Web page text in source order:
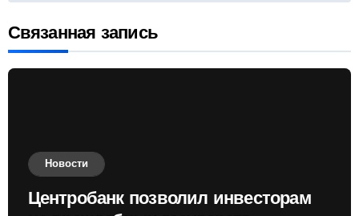
Связанная запись
Новости
Центробанк позволил инвесторам